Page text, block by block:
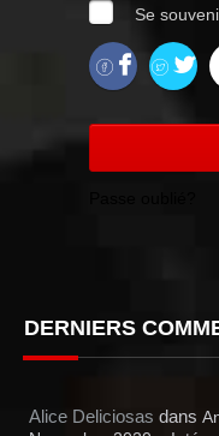
Se
DERNIERS
Alice Deliciosas dans